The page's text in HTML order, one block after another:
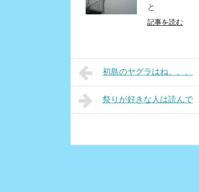
と
記事を読む
初島のヤグラはね、、、
祭りが好きな人は読んで